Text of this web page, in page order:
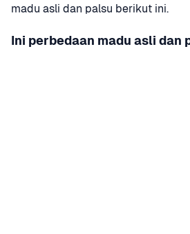
madu asli dan palsu berikut ini.
Ini perbedaan madu asli dan